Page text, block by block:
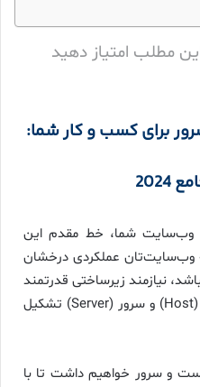
مطلب امتیاز دهید
برای کسب و کار شما:
وب‌سایت شما، خط مقدم این
وب‌سایت‌تان عملکردی درخشان
نیازمند زیرساختی قدرتمند
هستید. این زیرساخت را هاست (Host) و سرور (Server) تشکیل
و سرور خواهیم داشت تا با